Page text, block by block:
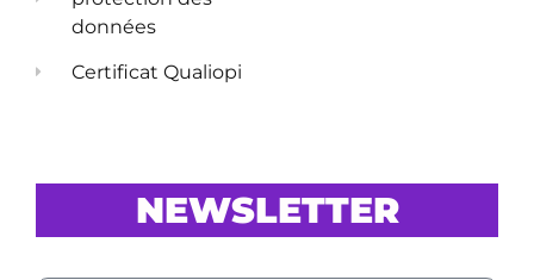
données
Certificat Qualiopi
NEWSLETTER